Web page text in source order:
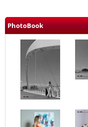
PhotoBook